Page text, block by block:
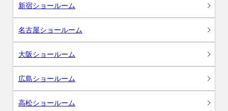
新宿ショールーム
名古屋ショールーム
大阪ショールーム
広島ショールーム
高松ショールーム